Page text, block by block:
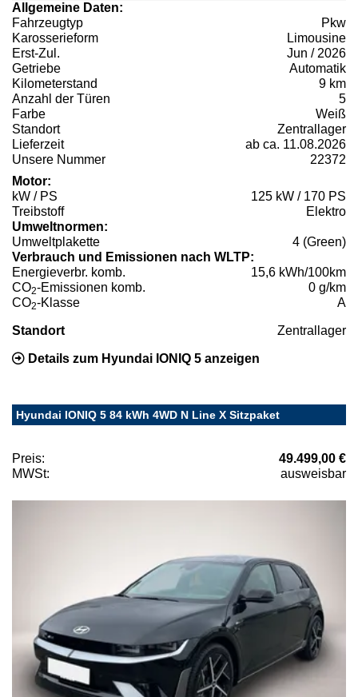
Allgemeine Daten:
Fahrzeugtyp
Pkw
Karosserieform
Limousine
Erst-Zul.
Jun / 2026
Getriebe
Automatik
Kilometerstand
9 km
Anzahl der Türen
5
Farbe
Weiß
Standort
Zentrallager
Lieferzeit
ab ca. 11.08.2026
Unsere Nummer
22372
Motor:
kW / PS
125 kW / 170 PS
Treibstoff
Elektro
Umweltnormen:
Umweltplakette
4 (Green)
Verbrauch und Emissionen nach WLTP:
Energieverbr. komb.
15,6 kWh/100km
CO2-Emissionen komb.
0 g/km
CO2-Klasse A
Standort Zentrallager
Details zum Hyundai IONIQ 5 anzeigen
Hyundai IONIQ 5 84 kWh 4WD N Line X Sitzpaket
Preis:
49.499,00 €
MWSt:
ausweisbar